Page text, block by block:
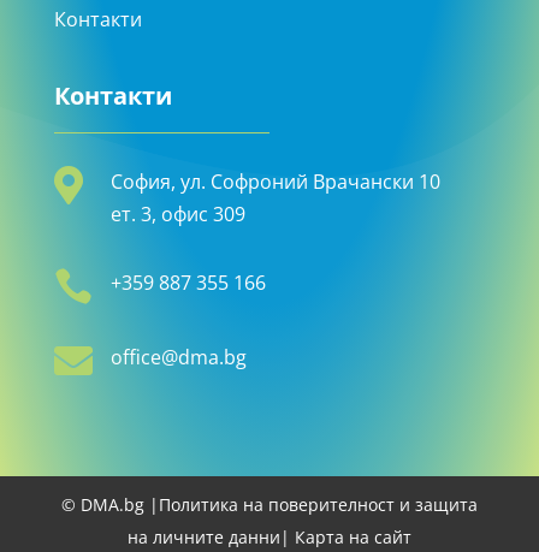
Контакти
Контакти

София, ул. Софроний Врачански 10
ет. 3, офис 309
 +359 887 355 166
 office@dma.bg
© DMA.bg | Политика на поверителност и защита
на личните данни | Карта на сайт